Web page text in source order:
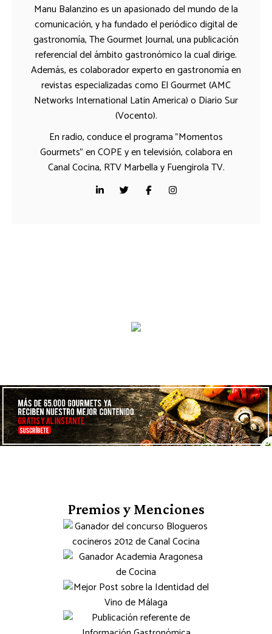
Manu Balanzino es un apasionado del mundo de la
comunicación, y ha fundado el periódico digital de
gastronomía, The Gourmet Journal, una publicación
referencial del ámbito gastronómico la cual dirige.
Además, es colaborador experto en gastronomía en
revistas especializadas como El Gourmet (AMC
Networks International Latin America) o Diario Sur
(Vocento).
En radio, conduce el programa "Momentos
Gourmets" en COPE y en televisión, colabora en
Canal Cocina, RTV Marbella y Fuengirola TV.
Premios y Menciones